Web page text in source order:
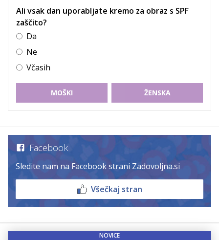
Ali vsak dan uporabljate kremo za obraz s SPF
zaščito?
Da
Ne
Včasih
MOŠKI ŽENSKA
Facebook
Sledite nam na Facebook strani Zadovoljna.si
Všečkaj stran
NOVICE